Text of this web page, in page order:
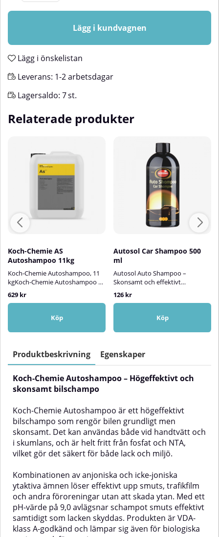
Lägg i kundvagnen
Lägg i önskelistan
Leverans: 1-2 arbetsdagar
Lagersaldo: 7st.
Relaterade produkter
Koch-Chemie AS
Autoshampoo 11kg
Koch-Chemie Autoshampoo, 11
kgKoch-Chemie Autoshampoo är
ett skummande bilschampo utan
fosfater och NTA – perfekt för
både handtvätt och skumlans.
Med ett pH-värde på cirka 9,0
och smuts samtidigt som det är
skyddsbeläggningar.Formulan
bygger på en kombination av
ytaktiva ämnen som ger en mild
men grundlig rengöring. Den
sammansättningen gör
schampot väl lämpat även för
tvättanläggningar med biologisk
rening.Dosering: cirka 6–10 ml per
10 liter vatten per bil. För
handtvätt rekommenderas
spädning 1:150. Produkten
vilket gör den idealisk för
professionella tvättmiljöer.✅
Fördelar:Fosfat- och NTA-fritt –
miljöanpassad formulapH ≈ 9,0:
effektiv mot trafikfilm men
skonsam mot lackKombination
av anjoniska och icke-joniska
629 kr
Köp
Autosol Car Shampoo 500
ml
Autosol Auto Shampoo –
Skonsamt och effektivt
bilschampoAutosol Auto
Shampoo är ett högkoncentrerat
bilschampo som kombinerar
kraftfull rengöring med
löser effektivt upp smuts, damm,
– utan att repa lacken eller
påverka vax- och lackskydd.
för regelbunden handtvätt av
med en fräsch doft och fungerar
lika bra på målade som omålade
ytor. Den skonsamma formulan
gör att schampot passar utmärkt
även för moderna bilar med
känsliga lacker och lackskydd.✅
Fördelar med Autosol Auto
Löser upp och avlägsnar smuts,
damm och trafikfilm
effektivtSkonsamt mot lacken –
Påverkar inte vax- eller
lackskyddLätt att använda –
Enkelt att dosera och
appliceraDrygt och ekonomiskt –
126 kr
Köp
Produktbeskrivning Egenskaper
Koch-Chemie Autoshampoo – Högeffektivt och
skonsamt bilschampo
Koch-Chemie Autoshampoo är ett högeffektivt
bilschampo som rengör bilen grundligt men
skonsamt. Det kan användas både vid handtvätt och
i skumlans, och är helt fritt från fosfat och NTA,
vilket gör det säkert för både lack och miljö.
Kombinationen av anjoniska och icke-joniska
ytaktiva ämnen löser effektivt upp smuts, trafikfilm
och andra föroreningar utan att skada ytan. Med ett
pH-värde på 9,0 avlägsnar schampot smuts effektivt
samtidigt som lacken skyddas. Produkten är VDA-
klass A-godkänd och lämpar sig även för biologiska